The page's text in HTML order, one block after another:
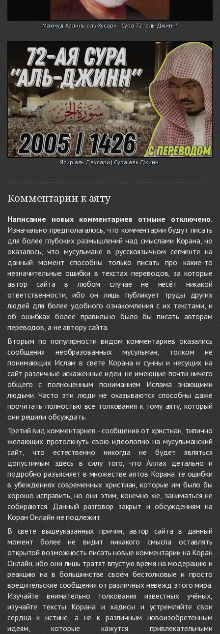
Махмуд Халиль аль-Хусари | Сура 72 "аль-Джинн"
Ясир аль Даусари | Сура аль Джинн.
Комментарии к аяту
Написание новых комментариев отныне отключено.
Изначально предполагалось, что комментарии будут писать
для более глубоких размышлений над смыслами Корана, но
оказалось, что мусульмане в русскоязычном сегменте на
данный момент способны только писать про какие-то
незначительные ошибки в текстах переводов, за которые
автор сайта в любом случае не несёт никакой
ответственности, ибо он лишь публикует труды других
людей для более удобного ознакомления с их текстами, и
об ошибках более правильно было бы писать авторам
переводов, а не автору сайта.
Вторым по популярности видом комментариев оказались
сообщения необразованных мусульман, толком не
понимающих Ислам в свете Корана и сунны и несущих на
сайт различные искажённые идеи, не имеющие почти ничего
общего с полноценным пониманием Ислама знающими
людьми. Часто эти люди не оказываются способны даже
прочитать полностью все толкования к тому аяту, который
они решили обсуждать.
Третий вид комментариев - сообщения от христиан, типично
желающих протолкнуть свою идеологию на мусульманский
сайт, что естественно никогда не будет являться
допустимым здесь в силу того, что Аллах детально и
подробно разъясняет в множестве аятов Корана те ошибки
в убеждениях современных христиан, которые им было бы
хорошо исправить, но они этим, конечно же, заниматься не
собираются. Данный разговор закрыт и обсуждениям на
Коран Онлайн не подлежит.
В свете вышеуказанных причин, автор сайта в данный
момент более не видит никакого смысла оставлять
открытой возможность писать новые комментарии на Коран
Онлайн, ибо они лишь тратят впустую время на модерацию и
реакцию на в большинстве своём бестолковые и просто
вредительские сообщения от различных невежд этого мира.
Изучайте внимательно толкования известных учёных,
изучайте тексты Корана и хадисы и устремляйте свои
сердца к истине, а не к различным новоизобретённым
идеям, которые кажутся привлекательными